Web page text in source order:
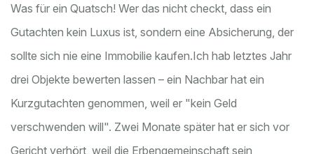
Was für ein Quatsch! Wer das nicht checkt, dass ein
Gutachten kein Luxus ist, sondern eine Absicherung, der
sollte sich nie eine Immobilie kaufen.Ich hab letztes Jahr
drei Objekte bewerten lassen – ein Nachbar hat ein
Kurzgutachten genommen, weil er "kein Geld
verschwenden will". Zwei Monate später hat er sich vor
Gericht verhört, weil die Erbengemeinschaft sein